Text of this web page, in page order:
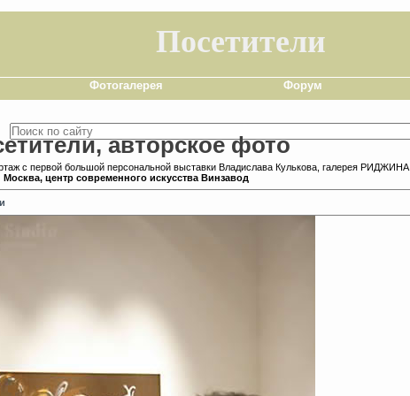
Посетители
Фотогалерея Форум
авторское фото
с первой большой персональной выставки Владислава Кулькова, галерея РИДЖИНА
Москва, центр современного искусства Винзавод